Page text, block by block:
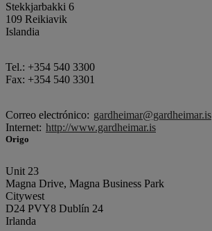
Stekkjarbakki 6
109 Reikiavik
Islandia
Tel.: +354 540 3300
Fax: +354 540 3301
Correo electrónico: gardheimar@gardheimar.is
Internet: http://www.gardheimar.is
Origo
Unit 23
Magna Drive, Magna Business Park
Citywest
D24 PVY8 Dublín 24
Irlanda